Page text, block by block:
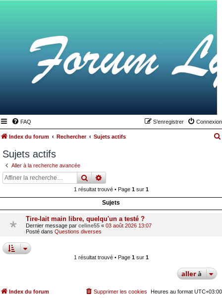
FAQ Connexion
S’enregistrer
Index du forum Rechercher Sujets actifs
Sujets actifs
Aller à la recherche avancée
rechercher
recherche
1 résultat trouvé • Page 1sur 1
Sujets
Tire-lait main libre, quelqu'un a testé ?
Dernier message par celine55 « 03 août 2026 13:07
Posté dans Questions diverses
1 résultat trouvé • Page 1sur 1
allerà
Index du forum Heures au format UTC+03:00
Supprimer les cookies